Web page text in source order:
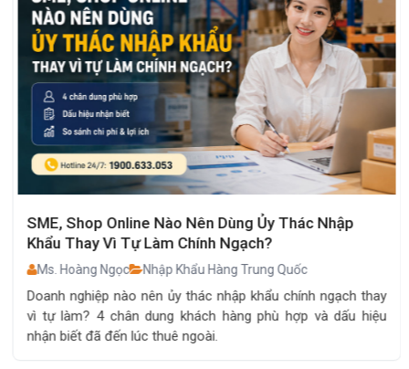
SME, Shop Online Nào Nên Dùng Ủy Thác Nhập
Khẩu Thay Vì Tự Làm Chính Ngạch?
Ms. Hoàng Ngọc Nhập Khẩu Hàng Trung Quốc
Doanh nghiệp nào nên ủy thác nhập khẩu chính ngạch thay
vì tự làm? 4 chân dung khách hàng phù hợp và dấu hiệu
nhận biết đã đến lúc thuê ngoài.